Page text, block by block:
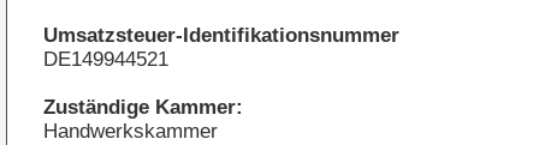
Umsatzsteuer-Identifikationsnummer
DE149944521
Zuständige Kammer:
Handwerkskammer